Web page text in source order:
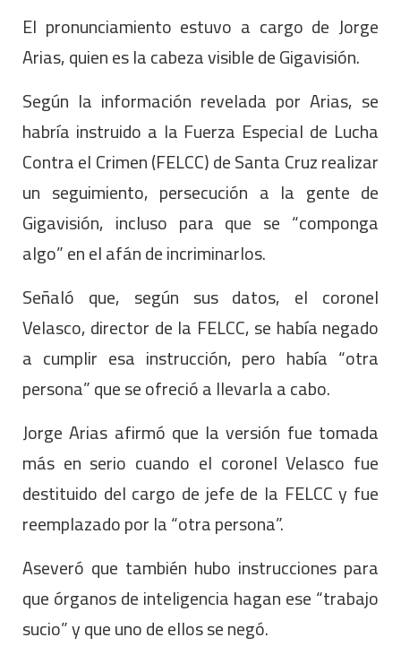
El pronunciamiento estuvo a cargo de Jorge
Arias, quien es la cabeza visible de Gigavisión.
Según la información revelada por Arias, se
habría instruido a la Fuerza Especial de Lucha
Contra el Crimen (FELCC) de Santa Cruz realizar
un seguimiento, persecución a la gente de
Gigavisión, incluso para que se “componga
algo” en el afán de incriminarlos.
Señaló que, según sus datos, el coronel
Velasco, director de la FELCC, se había negado
a cumplir esa instrucción, pero había “otra
persona” que se ofreció a llevarla a cabo.
Jorge Arias afirmó que la versión fue tomada
más en serio cuando el coronel Velasco fue
destituido del cargo de jefe de la FELCC y fue
reemplazado por la “otra persona”.
Aseveró que también hubo instrucciones para
que órganos de inteligencia hagan ese “trabajo
sucio” y que uno de ellos se negó.